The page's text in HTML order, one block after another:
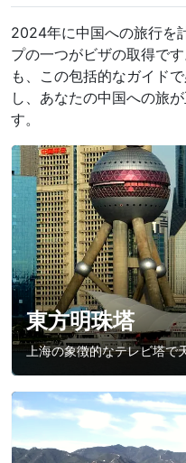
2024年に中国への旅行を
プの一つがビザの取得で
も、この包括的なガイド
し、あなたの中国への旅
す。
東方明珠塔
上海の象徴的なテレビ塔で